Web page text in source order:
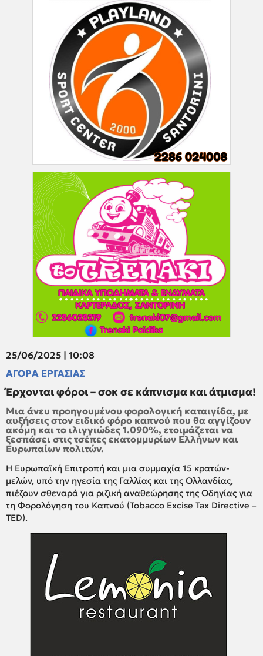
25/06/2025 | 10:08
ΑΓΟΡΑ ΕΡΓΑΣΙΑΣ
Έρχονται φόροι – σοκ σε κάπνισμα και άτμισμα!
Μια άνευ προηγουμένου φορολογική καταιγίδα, με
αυξήσεις στον ειδικό φόρο καπνού που θα αγγίζουν
ακόμη και το ιλιγγιώδες 1.090%, ετοιμάζεται να
ξεσπάσει στις τσέπες εκατομμυρίων Ελλήνων και
Ευρωπαίων πολιτών.
Η Ευρωπαϊκή Επιτροπή και μια συμμαχία 15 κρατών-
μελών, υπό την ηγεσία της Γαλλίας και της Ολλανδίας,
πιέζουν σθεναρά για ριζική αναθεώρησης της Οδηγίας για
τη Φορολόγηση του Καπνού (Tobacco Excise Tax Directive –
TED).